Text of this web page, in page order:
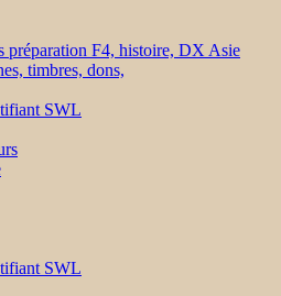
préparation F4, histoire, DX Asie
timbres, dons,
SWL
SWL